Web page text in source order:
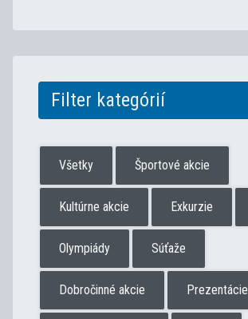
Filter kategórií
Všetky Športové akcie
Kultúrne akcie Exkurzie
Olympiády Súťaže
Dobročinné akcie Prezentácie